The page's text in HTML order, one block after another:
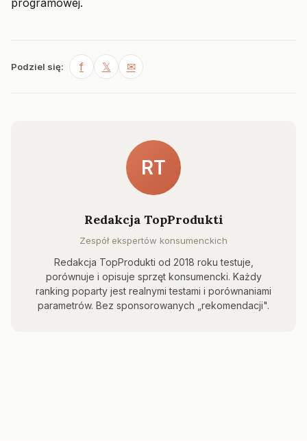
programowej.
Podziel się: f 𝕏 ✉
RT
Redakcja TopProdukti
Zespół ekspertów konsumenckich
Redakcja TopProdukti od 2018 roku testuje,
porównuje i opisuje sprzęt konsumencki. Każdy
ranking poparty jest realnymi testami i porównaniami
parametrów. Bez sponsorowanych „rekomendacji".